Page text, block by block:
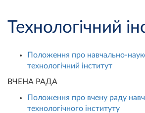
Технологічний
Положення про навчально-
технологічний інститут
ВЧЕНА РАДА
Положення про вчену раду
технологічного інституту